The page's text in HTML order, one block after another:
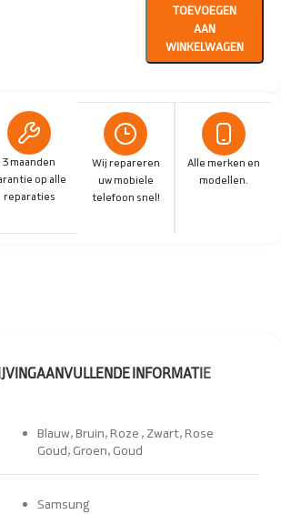
TOEVOEGEN
AAN
WINKELWAGEN
3 maanden
op alle
reparaties
Wij repareren
uw mobiele
telefoon snel!
Alle merken en
modellen.
AANVULLENDE INFORMATIE
Blauw, Bruin, Roze , Zwart, Rose
Goud, Groen, Goud
Samsung